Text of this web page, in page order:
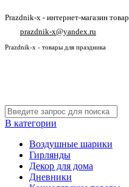
Prazdnik-x - интернет-магазин
prazdnik-x@yandex.ru
Prazdnik-x - товары для праздника
В категории
Воздушные шарики
Гирлянды
Декор для дома
Дневники